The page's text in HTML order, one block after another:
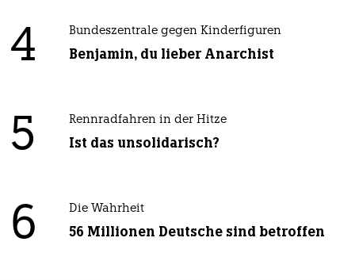
4 Bundeszentrale gegen Kinderfiguren
Benjamin, du lieber Anarchist
5 Rennradfahren in der Hitze
Ist das unsolidarisch?
6 Die Wahrheit
56 Millionen Deutsche sind betroffen